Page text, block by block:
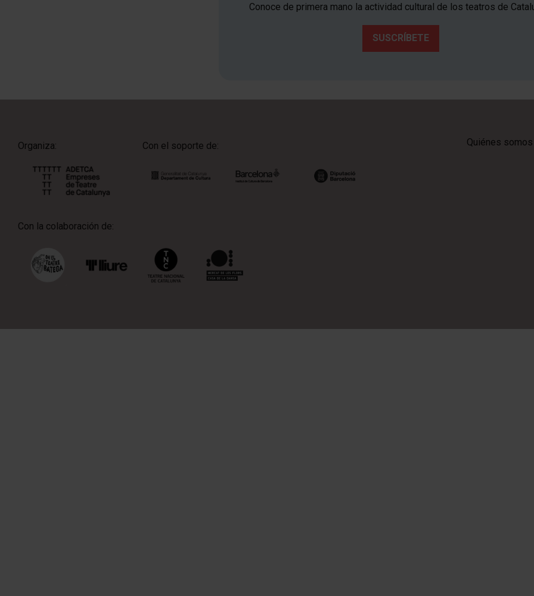
Conoce de primera mano la actividad cultural de los teatros de
SUSCRÍBETE
Organiza: Con el soporte de:
Con la colaboración de:
Quiénes somos